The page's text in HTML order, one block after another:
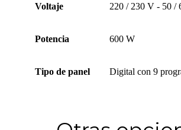
Voltaje 220 / 230 V - 50 /
Potencia 600 W
Tipo de panel Digital con 9